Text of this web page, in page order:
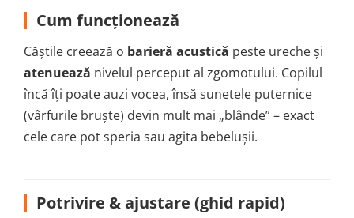
Cum funcționează
Căștile creează o barieră acustică peste ureche și
atenuează nivelul perceput al zgomotului. Copilul
încă îți poate auzi vocea, însă sunetele puternice
(vârfurile bruște) devin mult mai „blânde” – exact
cele care pot speria sau agita bebelușii.
Potrivire & ajustare (ghid rapid)